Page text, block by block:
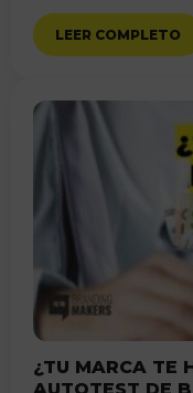
LEER COMPLETO
¿TU MARCA TE